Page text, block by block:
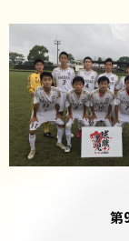
第